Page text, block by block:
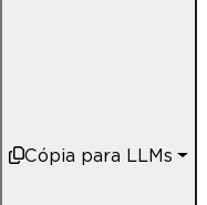
Cópia para LLMs